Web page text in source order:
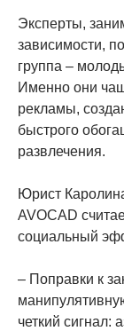
Эксперты,
зависимости,
группа –
Именно они
рекламы,
быстрого
развлечения.
Юрист
AVOCAD
социальный
– Поправки к
четкий сигнал: